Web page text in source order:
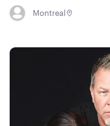
Montreal